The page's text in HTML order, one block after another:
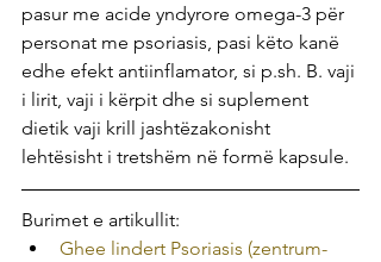
pasur me acide yndyrore omega-3 për
personat me psoriasis, pasi këto kanë
edhe efekt antiinflamator, si p.sh. B. vaji
i lirit, vaji i kërpit dhe si suplement
dietik vaji krill jashtëzakonisht
lehtësisht i tretshëm në formë kapsule.
Burimet e artikullit:
Ghee lindert Psoriasis (zentrum-